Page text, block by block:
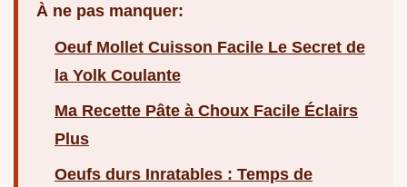
À ne pas manquer:
Oeuf Mollet Cuisson Facile Le Secret de
la Yolk Coulante
Ma Recette Pâte à Choux Facile Éclairs
Plus
Oeufs durs Inratables : Temps de